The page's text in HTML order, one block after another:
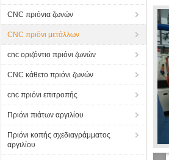
CNC πριόνια ζωνών
CNC πριόνι μετάλλων
cnc οριζόντιο πριόνι ζωνών
CNC κάθετο πριόνι ζωνών
cnc πριόνι επιτροπής
Πριόνι πιάτων αργιλίου
Πριόνι κοπής σχεδιαγράμματος
αργιλίου